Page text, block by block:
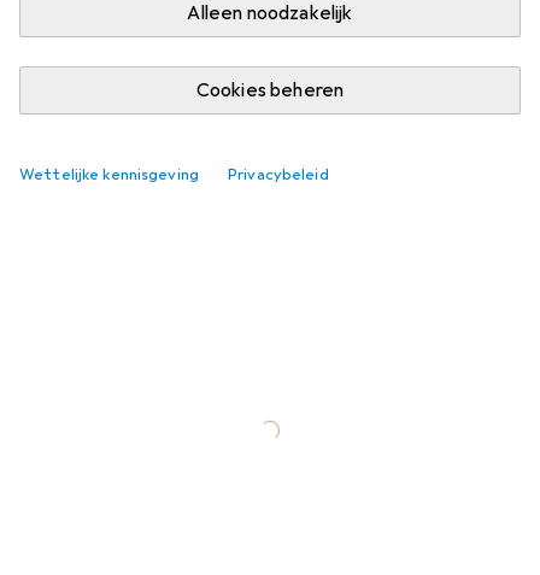
Alleen noodzakelijk
Cookies beheren
Wettelijke kennisgeving Privacybeleid